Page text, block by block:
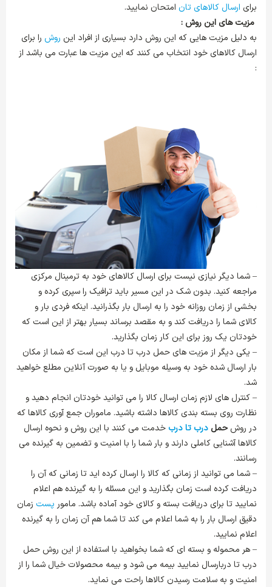
برای ارسال کالاهای تان امتحان نمایید.
مزیت های این روش :
به دلیل مزیت هایی که این روش دارد بسیاری از افراد این روش را برای
ارسال کالاهای خود انتخاب می کنند که این مزیت ها عبارت می باشد از
:
– شما دیگر نیازی نیست برای ارسال کالاهای خود به ترمینال مرکزی
مراجعه کنید. بدون شک در این مسیر باید ترافیک را سپری کرده و
بخشی از زمان روزانه خود را به ارسال بار بگذرانید. اینکه فردی بار و
کالای شما را دریافت کند و به مقصد برساند بسیار بهتر از این است که
خودتان یک روز برای این کار زمان بگذارید.
– یکی دیگر از مزیت های حمل درب تا درب این است که شما از مکان
بار ارسال شده خود به وسیله موبایل و یا به صورت آنلاین مطلع خواهید
شد.
– کنترل های لازم زمان ارسال کالا را می توانید خودتان انجام دهید و
نظارت روی بسته بندی کالاها داشته باشید. ماموران جمع آوری کالاها که
در روش حمل درب تا درب خدمت می کنند با این روش و نحوه ارسال
کالاها آشنایی کاملی دارند و بار شما را با امنیت و تضمین به گیرنده می
رسانند.
– شما می توانید از زمانی که کالا را ارسال کرده اید تا زمانی که آن را
دریافت کرده است زمان بگذارید و این مسئله را به گیرنده هم اعلام
نمایید تا برای دریافت بسته و کالای خود آماده باشد. مامور پست زمان
دقیق ارسال بار را به شما اعلام می کند تا شما هم آن زمان را به گیرنده
اعلام نمایید.
– هر محموله و بسته ای که شما بخواهید با استفاده از این روش حمل
درب تا دربارسال نمایید بیمه می شود و بیمه محصولات خیال شما را از
امنیت و به سلامت رسیدن کالاها راحت می نماید.